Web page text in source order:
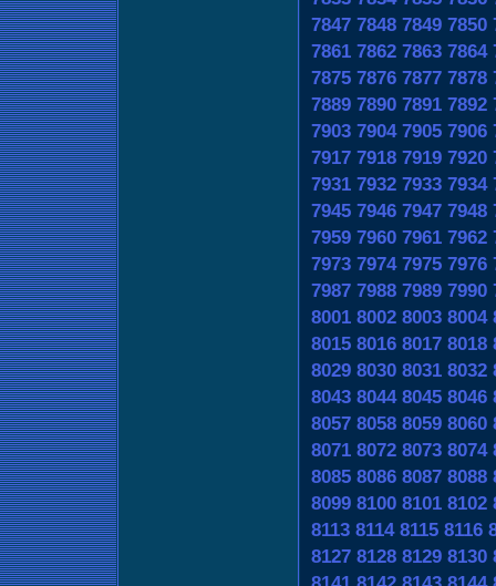
7847 7848 7849 7850
7861 7862 7863 7864
7875 7876 7877 7878
7889 7890 7891 7892
7903 7904 7905 7906
7917 7918 7919 7920
7931 7932 7933 7934
7945 7946 7947 7948
7959 7960 7961 7962
7973 7974 7975 7976
7987 7988 7989 7990
8001 8002 8003 8004
8015 8016 8017 8018
8029 8030 8031 8032
8043 8044 8045 8046
8057 8058 8059 8060
8071 8072 8073 8074
8085 8086 8087 8088
8099 8100 8101 8102
8113 8114 8115 8116
8127 8128 8129 8130